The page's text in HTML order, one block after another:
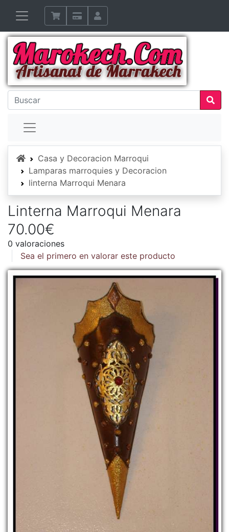
InicioCasa y Decoracion Marroqui
Lamparas marroquies y Decoracion
linterna Marroqui Menara
Linterna Marroqui Menara
70.00€
0 valoraciones
Sea el primero en valorar este producto